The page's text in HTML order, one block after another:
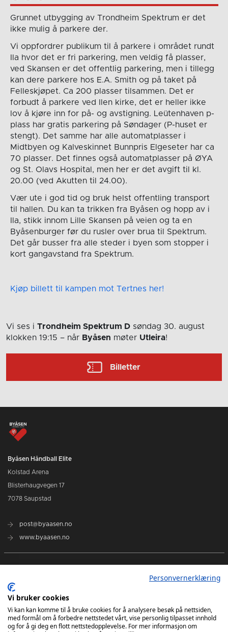
Grunnet utbygging av Trondheim Spektrum er det
ikke mulig å parkere der.
Vi oppfordrer publikum til å parkere i området rundt
Ila hvor det er fri parkering, men veldig få plasser,
ved Skansen er det offentlig parkering, men i tillegg
kan dere parkere hos E.A. Smith og på taket på
Felleskjøpet. Ca 200 plasser tilsammen. Det er
forbudt å parkere ved Ilen kirke, det er heller ikke
lov å kjøre inn for på- og avstigning. Leütenhaven p-
plass har gratis parkering på Søndager (P-huset er
stengt). Det samme har alle automatplasser i
Midtbyen og Kalveskinnet Bunnpris Elgeseter har ca
70 plasser. Det finnes også automatplasser på ØYA
og St. Olavs Hospital, men her er det avgift til kl.
20.00 (ved Akutten til 24.00).
Vær ute i god tid og bruk helst offentling transport
til hallen. Du kan ta trikken fra Byåsen og hopp av i
Ila, stikk innom Lille Skansen på veien og ta en
Byåsenburger før du rusler over brua til Spektrum.
Det går busser fra alle steder i byen som stopper i
kort gangavstand fra Spektrum.
Kjøp billett til kampen mot Tertnes her!
Vi ses i Trondheim Spektrum D søndag 30. august
klokken 19:15 – når Byåsen møter Utleira!
Billetter
Byåsen Håndball Elite
Kolstad Arena
Blisterhaugvegen 17
7078 Saupstad
post@byaasen.no
www.byaasen.no
Kommende kamper
Kontakt oss
Personvernerklæring
Vi bruker cookies
Vi kan kan komme til å bruke cookies for å analysere besøk på nettsiden,
med formål om å forbedre nettstedet vårt, vise personlig tilpasset innhold
og for å gi deg en flott nettstedopplevelse. For mer informasjon om